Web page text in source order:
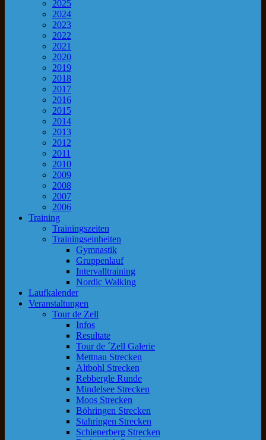
2025
2024
2023
2022
2021
2020
2019
2018
2017
2016
2015
2014
2013
2012
2011
2010
2009
2008
2007
2006
Training
Trainingszeiten
Trainingseinheiten
Gymnastik
Gruppenlauf
Intervalltraining
Nordic Walking
Laufkalender
Veranstaltungen
Tour de Zell
Infos
Resultate
Tour de ´Zell Galerie
Mettnau Strecken
Altbohl Strecken
Rebbergle Runde
Mindelsee Strecken
Moos Strecken
Böhringen Strecken
Stahringen Strecken
Schienerberg Strecken